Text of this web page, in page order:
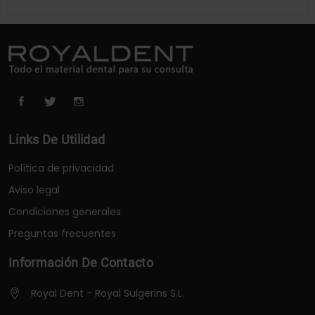
Links De Utilidad
Política de privacidad
Aviso legal
Condiciones generales
Preguntas frecuentes
Información De Contacto
Royal Dent - Royal Sulgerins S.L.